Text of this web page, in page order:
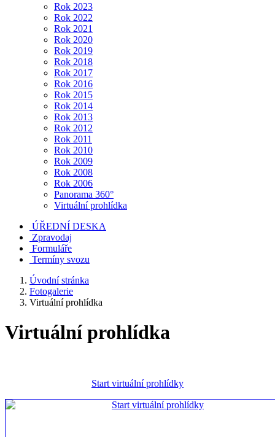
Rok 2023
Rok 2022
Rok 2021
Rok 2020
Rok 2019
Rok 2018
Rok 2017
Rok 2016
Rok 2015
Rok 2014
Rok 2013
Rok 2012
Rok 2011
Rok 2010
Rok 2009
Rok 2008
Rok 2006
Panorama 360°
Virtuální prohlídka
ÚŘEDNÍ DESKA
Zpravodaj
Formuláře
Termíny svozu
Úvodní stránka
Fotogalerie
Virtuální prohlídka
Virtuální prohlídka
Start virtuální prohlídky